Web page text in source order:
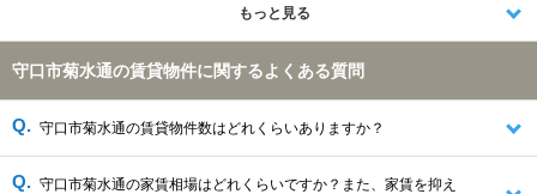
摂津市(1295件)
大阪市大正区(492件)
四條畷市(372件) 大阪市此花区(295件)
もっと見る
守口市菊水通の賃貸物件に関するよくある質問
守口市菊水通の賃貸物件数はどれくらいありますか？
守口市菊水通の家賃相場はどれくらいですか？また、家賃を抑え